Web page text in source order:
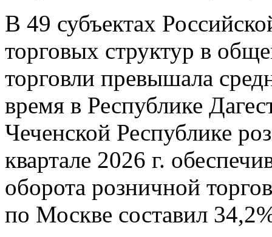
В 49 субъектах
торговых структур в
торговли превышала
время в Республике
Чеченской Республике
квартале 2026 г.
оборота розничной
по Москве составил